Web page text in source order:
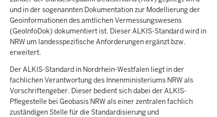
und in der sogenannten Dokumentation zur Modellierung der
Geoinformationen des amtlichen Vermessungswesens
(GeoInfoDok) dokumentiert ist. Dieser ALKIS-Standard wird in
NRW um landesspezifische Anforderungen ergänzt bzw.
erweitert.
Der ALKIS-Standard in Nordrhein-Westfalen liegt in der
fachlichen Verantwortung des Innenministeriums NRW als
Vorschriftengeber. Dieser bedient sich dabei der ALKIS-
Pflegestelle bei Geobasis NRW als einer zentralen fachlich
zuständigen Stelle für die Standardisierung und